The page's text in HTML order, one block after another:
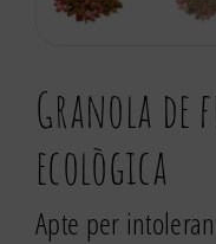
Granola de
ecològica
Apte per